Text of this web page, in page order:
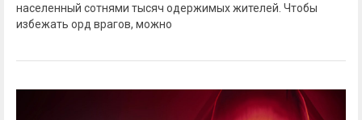
населенный сотнями тысяч одержимых жителей. Чтобы
избежать орд врагов, можно